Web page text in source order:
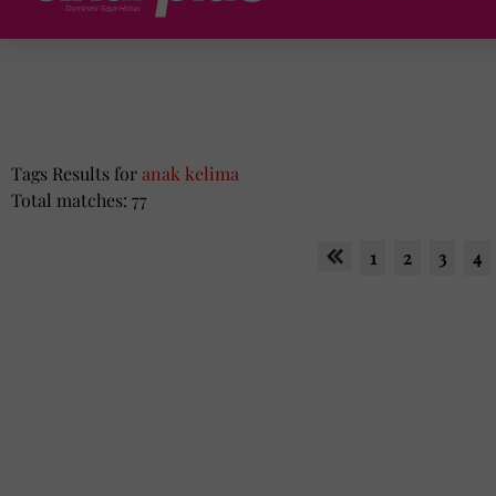
Tags Results foranak kelima
Total matches: 77
1 2 3 4